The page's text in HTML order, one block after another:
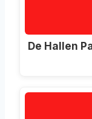
De Hallen